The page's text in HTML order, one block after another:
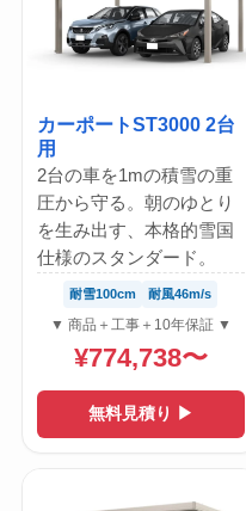
カーポートST3000 2台
用
2台の車を1mの積雪の重
圧から守る。朝のゆとり
を生み出す、本格的雪国
仕様のスタンダード。
耐雪100cm 耐風46m/s
▼ 商品＋工事＋10年保証 ▼
¥774,738〜
無料見積り ▶